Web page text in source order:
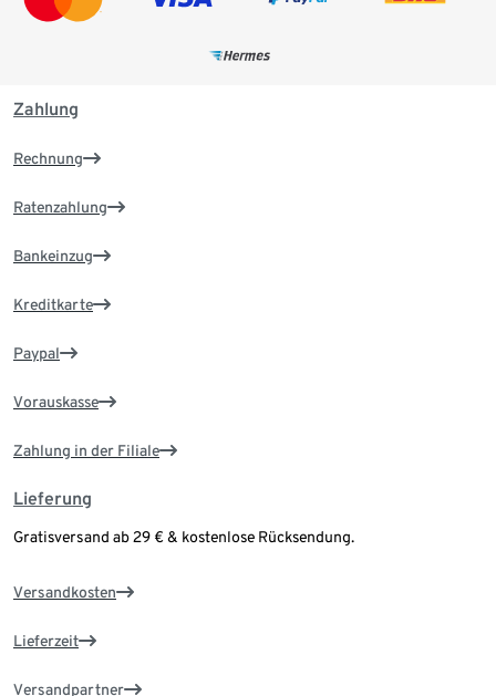
Zahlung
Rechnung
Ratenzahlung
Bankeinzug
Kreditkarte
Paypal
Vorauskasse
Zahlung in der Filiale
Lieferung
Gratisversand ab 29 € & kostenlose Rücksendung.
Versandkosten
Lieferzeit
Versandpartner